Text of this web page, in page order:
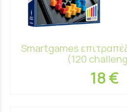
Smartgames
(120
18 €